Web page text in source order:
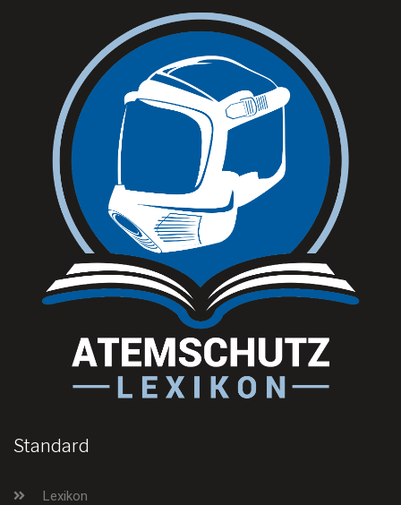
Standard
Lexikon